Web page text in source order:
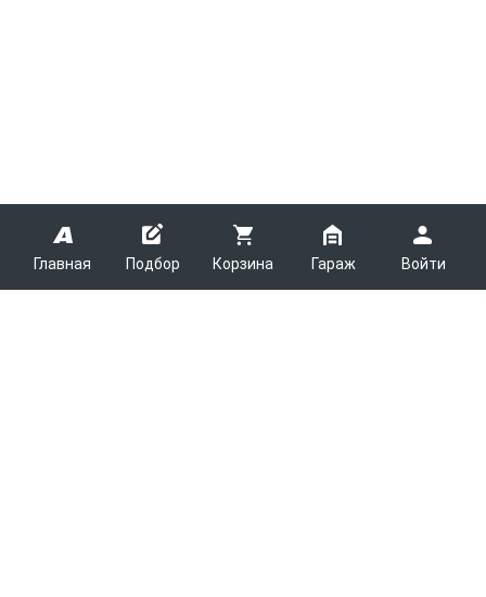
Главная Подбор Корзина Гараж Войти